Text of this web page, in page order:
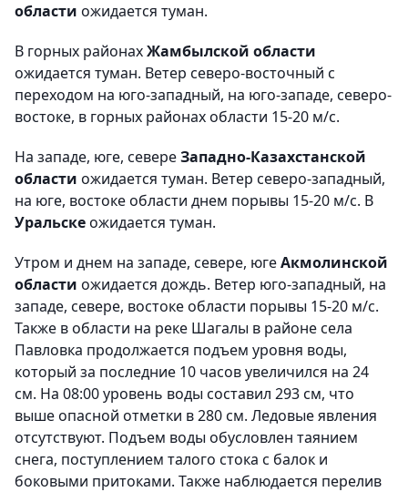
области ожидается туман.
В горных районахЖамбылской области
ожидается туман. Ветер северо-восточный с
переходом на юго-западный, на юго-западе, северо-
востоке, в горных районах области 15-20 м/с.
На западе, юге, севереЗападно-Казахстанской
области ожидается туман. Ветер северо-западный,
на юге, востоке области днем порывы 15-20 м/с. В
Уральскеожидается туман.
Утром и днем на западе, севере, югеАкмолинской
области ожидается дождь. Ветер юго-западный, на
западе, севере, востоке области порывы 15-20 м/с.
Также в области на реке Шагалы в районе села
Павловка продолжается подъем уровня воды,
который за последние 10 часов увеличился на 24
см. На 08:00 уровень воды составил 293 см, что
выше опасной отметки в 280 см. Ледовые явления
отсутствуют. Подъем воды обусловлен таянием
снега, поступлением талого стока с балок и
боковыми притоками. Также наблюдается перелив